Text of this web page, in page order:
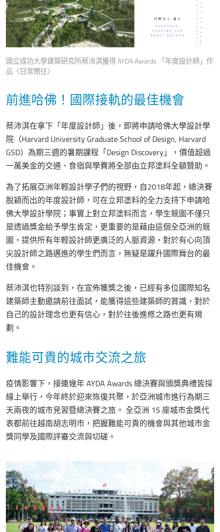
國立成功大學建築研究所蔡沛淇獲得 AYDA Awards 「年度設計師」作
品〈日常嚮往〉
前進哈佛！國際接軌的最佳機會
蔡沛淇在拿下「年度設計師」後，即將申請哈佛大學設計學
院（Harvard University Graduate School of Design, Harvard
GSD）為期三週的暑期課程「Design Discovery」，價值超過
一萬美金的交通、食宿與學費將全部由立邦塗料全額贊助。
為了拓展亞洲年輕設計學子們的視野，自2018年起，總決賽
脫穎而出的年度設計師，可在立邦塗料的全力支持下申請哈
佛大學設計學院；事實上對立邦塗料而言，學生競圖不僅只
是透過獎金給予學生肯定，更重要的是藉由這個全亞洲的競
圖，提供所有年輕設計師更廣泛的人脈資源，對於有心向頂
尖設計師之路邁進的學生們而言，無疑是躍升國際舞台的最
佳機會。
蔡沛淇也特別談到，在宣佈獲獎之後，已經有多位國際知名
建築師主動邀請前往面試，能獲得這些建築師的賞識，對於
自己的設計理念也更有信心，對於往後進修之路也更有規
劃。
難能可貴的城市交流之旅
疫情影響下，接連幾年 AYDA Awards 總決賽與頒獎典禮皆採
線上舉行，今年終於迎來恢復共聚，於亞洲城市進行為期三
天兩夜的城市見習暨總決賽之旅。 全亞洲 15 座城市金獎代
表都前往越南胡志明市，把握難能可貴的機會與其他城市金
獎同學及國際評審交流與切磋。